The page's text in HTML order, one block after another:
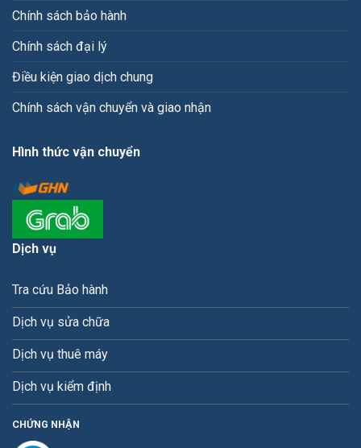
Chính sách bảo hành
Chính sách đại lý
Điều kiện giao dịch chung
Chính sách vận chuyển và giao nhận
Hình thức vận chuyển
Dịch vụ
Tra cứu Bảo hành
Dịch vụ sửa chữa
Dịch vụ thuê máy
Dịch vụ kiểm định
CHỨNG NHẬN